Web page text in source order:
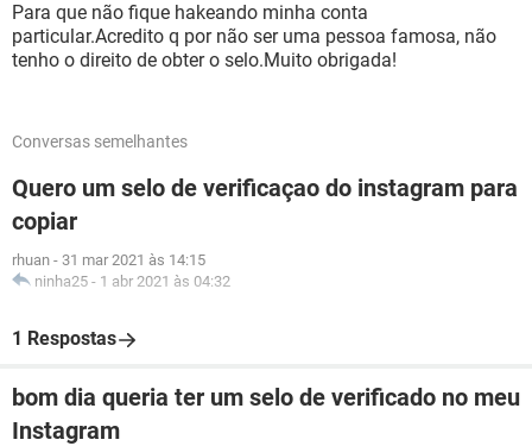
Para que não fique hakeando minha conta
particular.Acredito q por não ser uma pessoa famosa, não
tenho o direito de obter o selo.Muito obrigada!
Conversas semelhantes
Quero um selo de verificaçao do instagram para
copiar
rhuan - 31 mar 2021 às 14:15
ninha25 - 1 abr 2021 às 04:32
1 Respostas
bom dia queria ter um selo de verificado no meu
Instagram